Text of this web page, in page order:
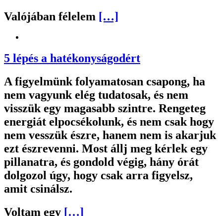
Valójában félelem […]
5 lépés a hatékonyságodért
A figyelmünk folyamatosan csapong, ha
nem vagyunk elég tudatosak, és nem
visszük egy magasabb szintre. Rengeteg
energiát elpocsékolunk, és nem csak hogy
nem vesszük észre, hanem nem is akarjuk
ezt észrevenni. Most állj meg kérlek egy
pillanatra, és gondold végig, hány órát
dolgozol úgy, hogy csak arra figyelsz,
amit csinálsz.
Voltam egy […]